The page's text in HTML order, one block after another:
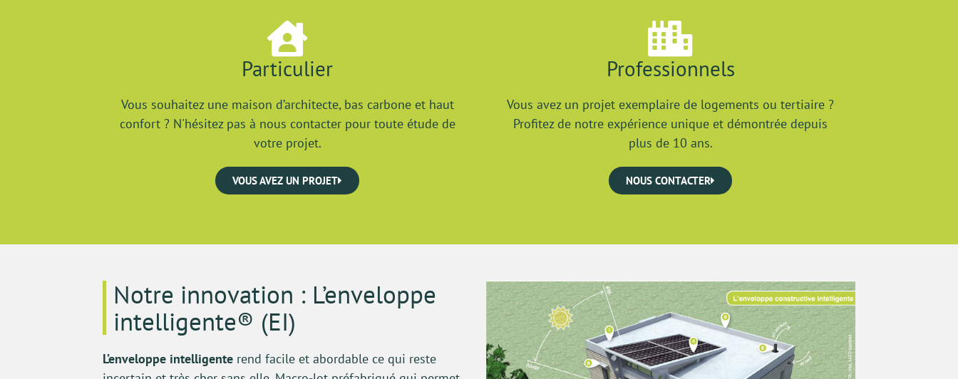
Particulier
Vous souhaitez une maison d’architecte, bas carbone et haut
confort ? N'hésitez pas à nous contacter pour toute étude de
votre projet.
VOUS AVEZ UN PROJET
Professionnels
Vous avez un projet exemplaire de logements ou tertiaire ?
Profitez de notre expérience unique et démontrée depuis
plus de 10 ans.
NOUS CONTACTER
Notre innovation : L’enveloppe
intelligente® (EI)
L’enveloppe intelligente rend facile et abordable ce qui reste